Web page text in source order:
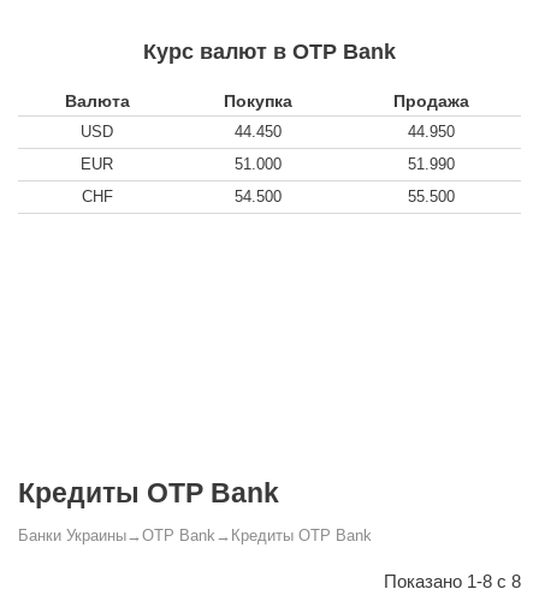
Курс валют в OTP Bank
Валюта Покупка Продажа
USD 44.450
44.950
EUR
51.000
51.990
CHF
54.500 55.500
Кредиты OTP Bank
Банки Украины→ OTP Bank → Кредиты OTP Bank
Показано 1-8 с 8